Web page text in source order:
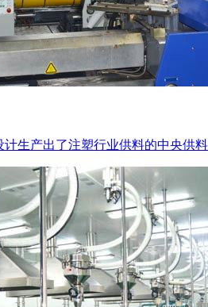
生产出了注塑行业供料的中央供